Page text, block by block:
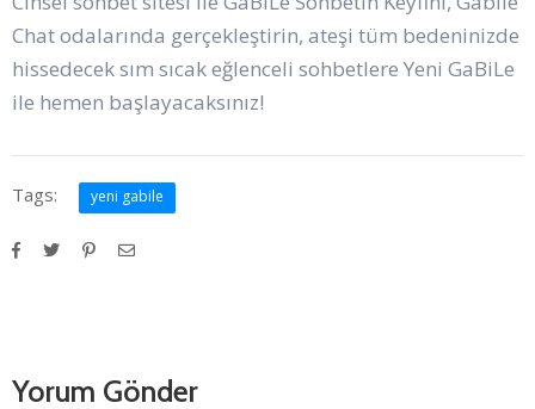
Chat odalarında gerçekleştirin, ateşi tüm bedeninizde
hissedecek sım sıcak eğlenceli sohbetlere Yeni GaBiLe
ile hemen başlayacaksınız!
Tags: yeni gabile
Yorum Gönder